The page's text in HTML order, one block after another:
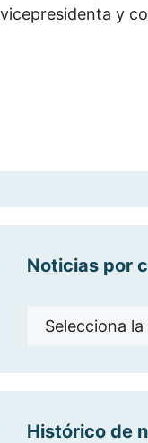
vicepresidenta y
Noticias por
Noticias
Histórico de